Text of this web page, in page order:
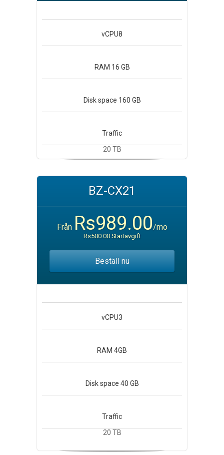
vCPU8
RAM 16 GB
Disk space 160 GB
Traffic
20 TB
BZ-CX21
Från Rs989.00/mo
Rs500.00 Startavgift
Beställ nu
vCPU3
RAM 4GB
Disk space 40 GB
Traffic
20 TB